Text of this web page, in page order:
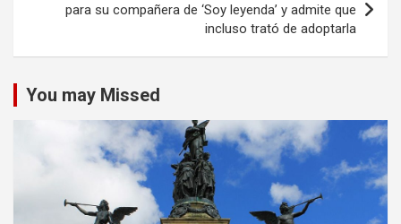
para su compañera de ‘Soy leyenda’ y admite que
incluso trató de adoptarla
You may Missed